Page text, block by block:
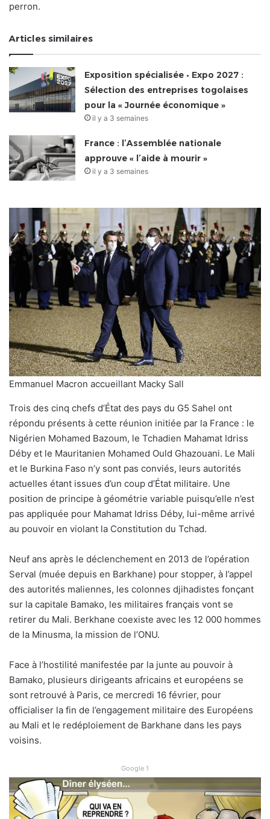
perron.
Articles similaires
Exposition spécialisée • Expo 2027 :
Sélection des entreprises togolaises
pour la « Journée économique »
il y a 3 semaines
France : l’Assemblée nationale
approuve « l’aide à mourir »
il y a 3 semaines
Emmanuel Macron accueillant Macky Sall
Trois des cinq chefs d’État des pays du G5 Sahel ont
répondu présents à cette réunion initiée par la France : le
Nigérien Mohamed Bazoum, le Tchadien Mahamat Idriss
Déby et le Mauritanien Mohamed Ould Ghazouani. Le Mali
et le Burkina Faso n’y sont pas conviés, leurs autorités
actuelles étant issues d’un coup d’État militaire. Une
position de principe à géométrie variable puisqu’elle n’est
pas appliquée pour Mahamat Idriss Déby, lui-même arrivé
au pouvoir en violant la Constitution du Tchad.
Neuf ans après le déclenchement en 2013 de l’opération
Serval (muée depuis en Barkhane) pour stopper, à l’appel
des autorités maliennes, les colonnes djihadistes fonçant
sur la capitale Bamako, les militaires français vont se
retirer du Mali. Berkhane coexiste avec les 12 000 hommes
de la Minusma, la mission de l’ONU.
Face à l’hostilité manifestée par la junte au pouvoir à
Bamako, plusieurs dirigeants africains et européens se
sont retrouvé à Paris, ce mercredi 16 février, pour
officialiser la fin de l’engagement militaire des Européens
au Mali et le redéploiement de Barkhane dans les pays
voisins.
Google 1